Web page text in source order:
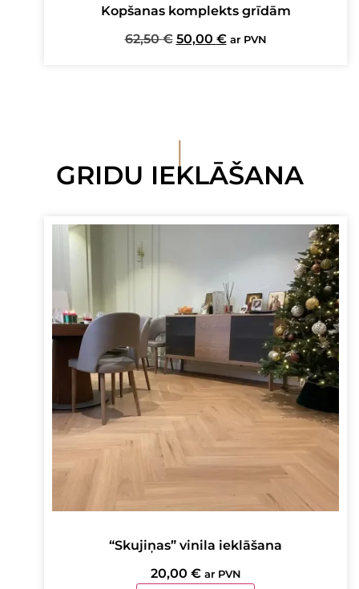
Kopšanas komplekts grīdām
62,50€ Original
50,00 €Current
ar PVN
I
GRIDU IEKLĀŠANA
“Skujiņas” vinila ieklāšana
20,00 € ar PVN